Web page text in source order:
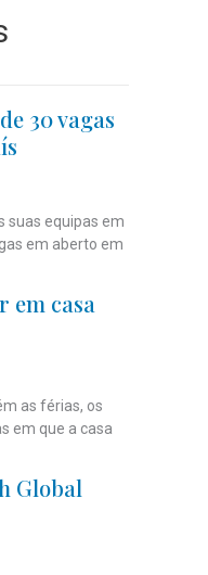
30 vagas
suas equipas em
em aberto em
em casa
as férias, os
em que a casa
Global